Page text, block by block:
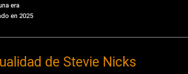
era
en 2025
de Stevie Nicks